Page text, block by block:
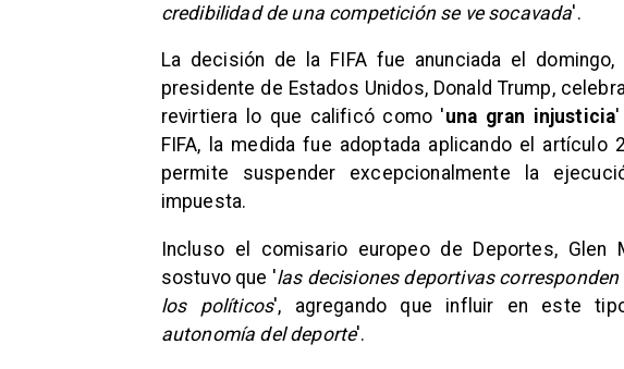
credibilidad de una competición se ve socavada'.
La decisión de la FIFA fue anunciada el
presidente de Estados Unidos, Donald Trump,
revirtiera lo que calificó como 'una gran injusticia'
FIFA, la medida fue adoptada aplicando el artículo
permite suspender excepcionalmente la
impuesta.
Incluso el comisario europeo de Deportes, Glen
sostuvo que 'las decisiones deportivas
los políticos', agregando que influir en este
autonomía del deporte'.